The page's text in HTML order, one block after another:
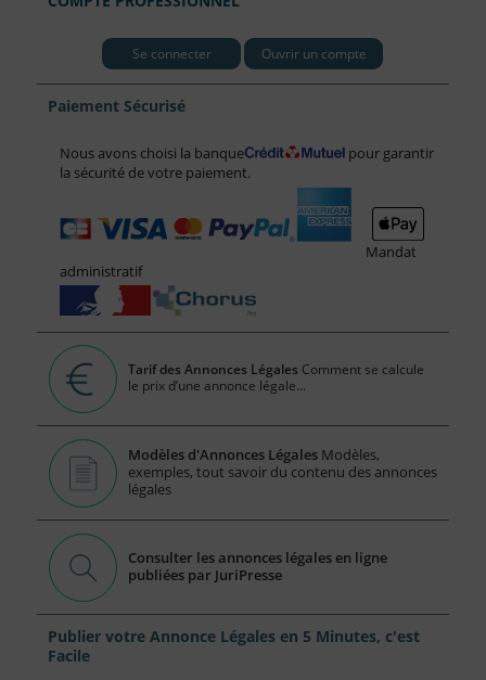
Se connecter Ouvrir un compte
Paiement Sécurisé
Nous avons choisi la banque
pour garantir
la sécurité de votre paiement.
Mandat
administratif
Tarif des Annonces Légales Comment se calcule
le prix d’une annonce légale...
Modèles d'Annonces Légales Modèles,
exemples, tout savoir du contenu des annonces
légales
Consulter les annonces légales en ligne
publiées par JuriPresse
Publier votre Annonce Légales en 5 Minutes, c'est
Facile